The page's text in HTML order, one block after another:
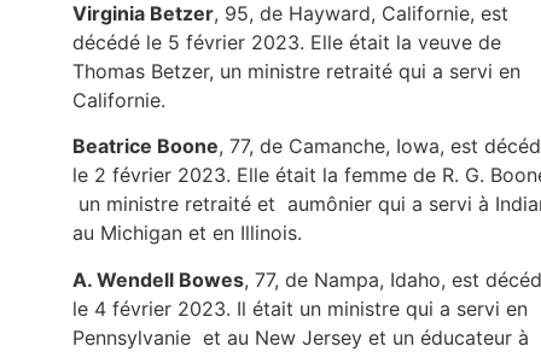
Virginia Betzer, 95, de Hayward, Californie, est
décédé le 5 février 2023. Elle était la veuve de
Thomas Betzer, un ministre retraité qui a servi en
Californie.
Beatrice Boone, 77, de Camanche, Iowa, est
le 2 février 2023. Elle était la femme de R. G.
un ministre retraité et aumônier qui a servi à
au Michigan et en Illinois.
A. Wendell Bowes, 77, de Nampa, Idaho, est
le 4 février 2023. Il était un ministre qui a servi en
Pennsylvanie et au New Jersey et un éducateur à